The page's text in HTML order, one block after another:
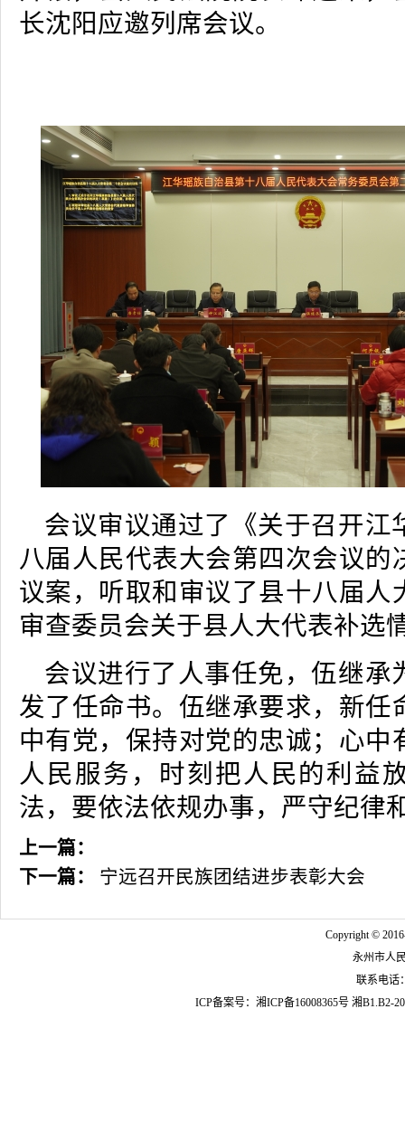
长沈阳应邀列席会议。
会议审议通过了《关于召开江
八届人民代表大会第四次会议的
议案，听取和审议了县十八届人
审查委员会关于县人大代表补选
会议进行了人事任免，伍继承
发了任命书。伍继承要求，新任
中有党，保持对党的忠诚；心中
人民服务，时刻把人民的利益
法，要依法依规办事，严守纪律
上一篇：
下一篇：
宁远召开民族团结进步表彰大会
Copyright ©
永州市人
联系电话
ICP备案号： 湘ICP备16008365号 湘B1.B2-